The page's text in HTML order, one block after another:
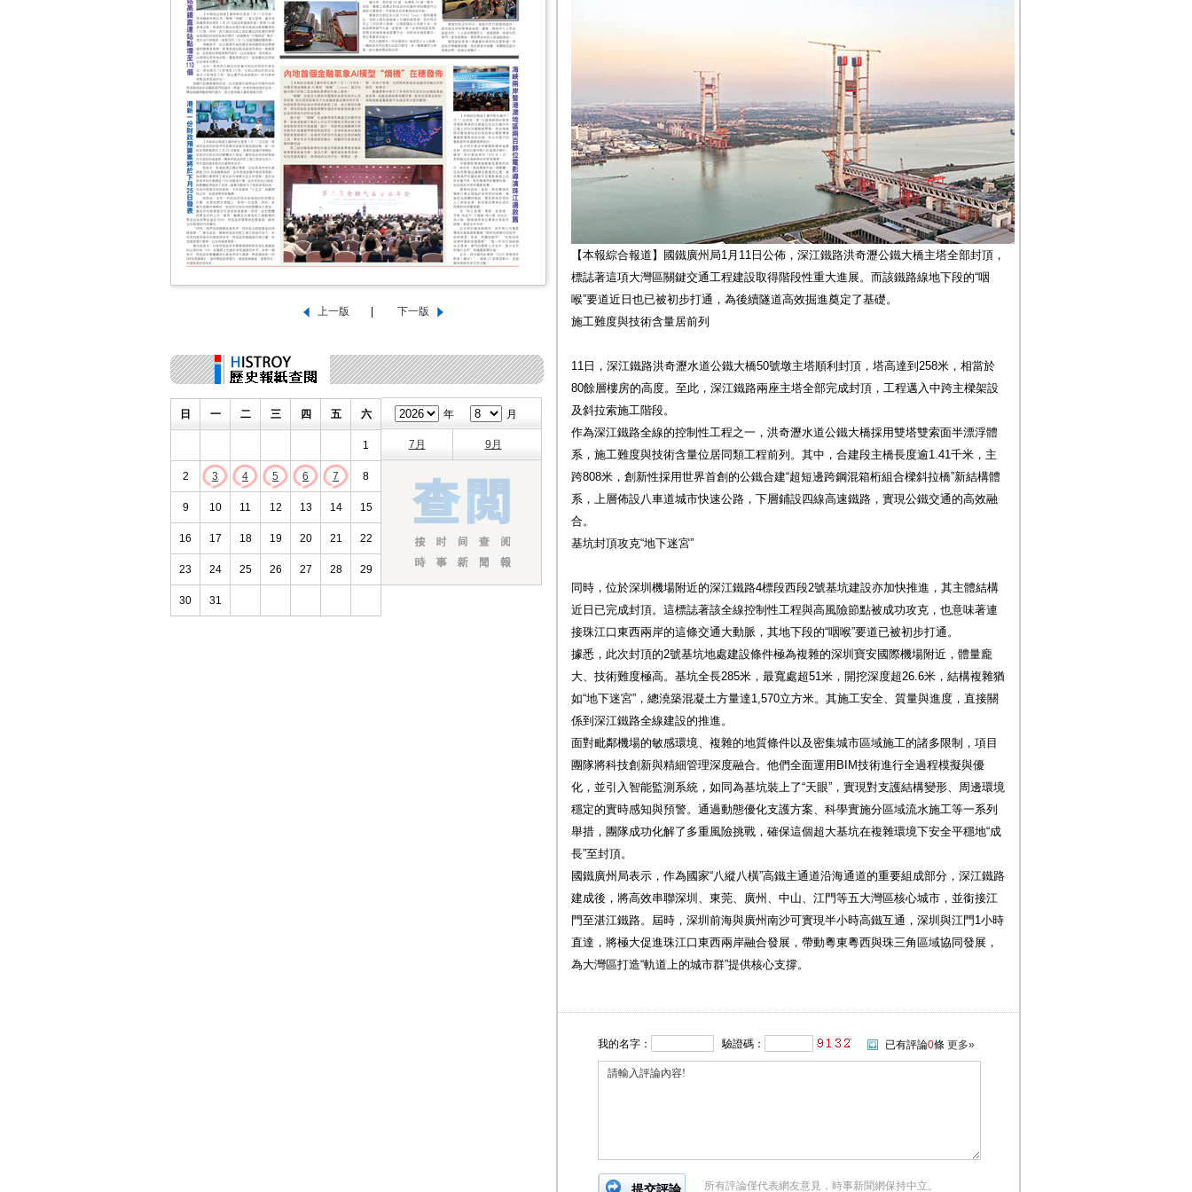
日 一 二 三 四 五 六
1
2 3 4 5 6 7 8
9 10 11 12 13 14 15
16 17 18 19 20 21 22
23 24 25 26 27 28 29
30 31
年 月
7月 9月
【本報綜合報道】國鐵廣州局1月11日公佈，深江鐵路洪奇瀝公鐵大橋主塔全部封頂，
標誌著這項大灣區關鍵交通工程建設取得階段性重大進展。而該鐵路線地下段的“咽
喉”要道近日也已被初步打通，為後續隧道高效掘進奠定了基礎。
施工難度與技術含量居前列
11日，深江鐵路洪奇瀝水道公鐵大橋50號墩主塔順利封頂，塔高達到258米，相當於
80餘層樓房的高度。至此，深江鐵路兩座主塔全部完成封頂，工程邁入中跨主樑架設
及斜拉索施工階段。
作為深江鐵路全線的控制性工程之一，洪奇瀝水道公鐵大橋採用雙塔雙索面半漂浮體
系，施工難度與技術含量位居同類工程前列。其中，合建段主橋長度逾1.41千米，主
跨808米，創新性採用世界首創的公鐵合建“超短邊跨鋼混箱桁組合樑斜拉橋”新結構體
系，上層佈設八車道城市快速公路，下層鋪設四線高速鐵路，實現公鐵交通的高效融
合。
基坑封頂攻克“地下迷宮”
同時，位於深圳機場附近的深江鐵路4標段西段2號基坑建設亦加快推進，其主體結構
近日已完成封頂。這標誌著該全線控制性工程與高風險節點被成功攻克，也意味著連
接珠江口東西兩岸的這條交通大動脈，其地下段的“咽喉”要道已被初步打通。
據悉，此次封頂的2號基坑地處建設條件極為複雜的深圳寶安國際機場附近，體量龐
大、技術難度極高。基坑全長285米，最寬處超51米，開挖深度超26.6米，結構複雜猶
如“地下迷宮”，總澆築混凝土方量達1,570立方米。其施工安全、質量與進度，直接關
係到深江鐵路全線建設的推進。
面對毗鄰機場的敏感環境、複雜的地質條件以及密集城市區域施工的諸多限制，項目
團隊將科技創新與精細管理深度融合。他們全面運用BIM技術進行全過程模擬與優
化，並引入智能監測系統，如同為基坑裝上了“天眼”，實現對支護結構變形、周邊環境
穩定的實時感知與預警。通過動態優化支護方案、科學實施分區域流水施工等一系列
舉措，團隊成功化解了多重風險挑戰，確保這個超大基坑在複雜環境下安全平穩地“成
長”至封頂。
國鐵廣州局表示，作為國家“八縱八橫”高鐵主通道沿海通道的重要組成部分，深江鐵路
建成後，將高效串聯深圳、東莞、廣州、中山、江門等五大灣區核心城市，並銜接江
門至湛江鐵路。屆時，深圳前海與廣州南沙可實現半小時高鐵互通，深圳與江門1小時
直達，將極大促進珠江口東西兩岸融合發展，帶動粵東粵西與珠三角區域協同發展，
為大灣區打造“軌道上的城市群”提供核心支撐。
我的名字： 驗證碼： 已有評論0條 更多»
所有評論僅代表網友意見，時事新聞網保持中立。